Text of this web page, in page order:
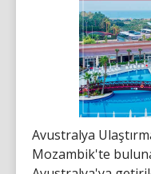
Avustralya
Mozambik'te